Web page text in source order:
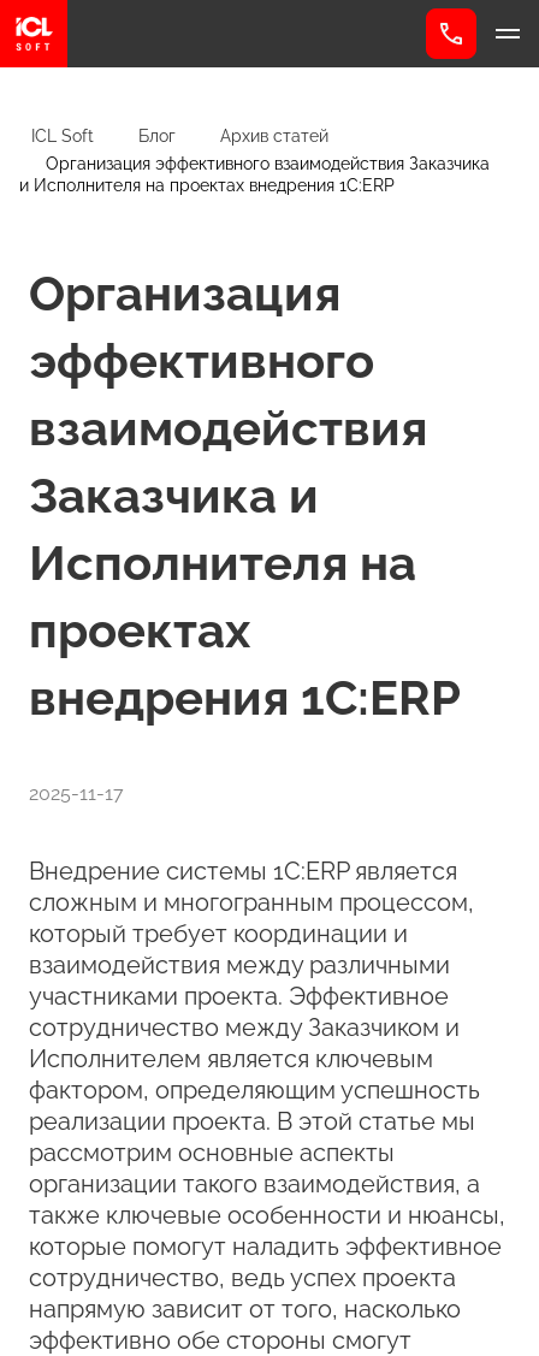
ICL Soft Блог
Архив статей
Организация эффективного взаимодействия Заказчика
и Исполнителя на проектах внедрения 1С:ERP
Организация
эффективного
взаимодействия
Заказчика и
Исполнителя на
проектах
внедрения 1С:ERP
2025-11-17
Внедрение системы 1С:ERP является
сложным и многогранным процессом,
который требует координации и
взаимодействия между различными
участниками проекта. Эффективное
сотрудничество между Заказчиком и
Исполнителем является ключевым
фактором, определяющим успешность
реализации проекта. В этой статье мы
рассмотрим основные аспекты
организации такого взаимодействия, а
также ключевые особенности и нюансы,
которые помогут наладить эффективное
сотрудничество, ведь успех проекта
напрямую зависит от того, насколько
эффективно обе стороны смогут